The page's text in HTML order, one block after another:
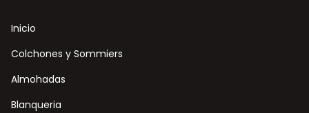
Inicio
Colchones y Sommiers
Almohadas
Blanqueria